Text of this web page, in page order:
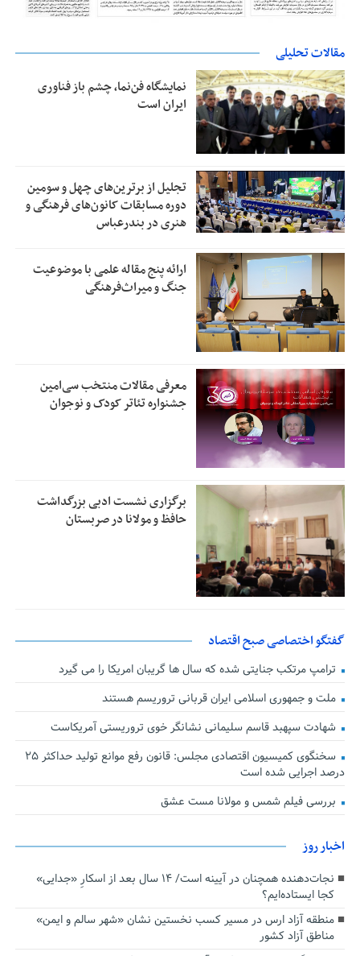
مقالات تحلیلی
نمایشگاه فن‌نما، چشم باز فناوری
ایران است
تجلیل از بر‌ترین‌های چهل و سومین
دوره مسابقات کانون‌های فرهنگی و
هنری در بندرعباس
ارائه پنج مقاله علمی با موضوعیت
جنگ و میراث‌فرهنگی
معرفی مقالات منتخب سی‌امین
جشنواره تئاتر کودک و نوجوان
برگزاری نشست ادبی بزرگداشت
حافظ و مولانا در صربستان
گفتگو اختصاصی صبح اقتصاد
ترامپ مرتکب جنایتی شده که سال ها گریبان امریکا را می گیرد
ملت و جمهوری اسلامی ایران قربانی تروریسم هستند
شهادت سپهبد قاسم سلیمانی نشانگر خوی تروریستی آمریکاست
سخنگوی کمیسیون اقتصادی مجلس: قانون رفع موانع تولید حداکثر ۲۵
درصد اجرایی شده است
بررسی فیلم شمس و مولانا مست عشق
اخبار روز
نجات‌دهنده‌ همچنان در آیینه است/ ۱۴ سال بعد از اسکارِ «جدایی»
کجا ایستاده‌ایم؟
منطقه آزاد ارس در مسیر کسب نخستین نشان «شهر سالم و ایمن»
مناطق آزاد کشور